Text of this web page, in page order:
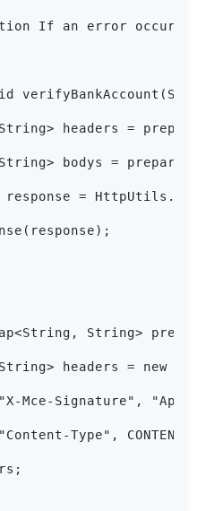
If an error occurs
headers =
bodys =
response =
String>
headers = new
Mce-Signature",
Type",